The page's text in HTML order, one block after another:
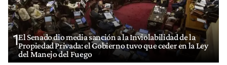
1El Senado dio media sanción a la Inviolabilidad de la
Propiedad Privada: el Gobierno tuvo que ceder en la Ley
del Manejo del Fuego